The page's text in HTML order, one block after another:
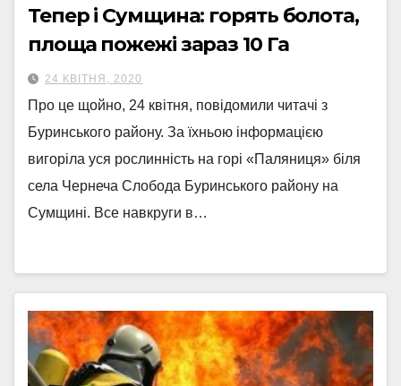
Тепер і Сумщина: горять болота,
площа пожежі зараз 10 Га
24 КВІТНЯ, 2020
Про це щойно, 24 квітня, повідомили читачі з
Буринського району. За їхньою інформацією
вигоріла уся рослинність на горі «Паляниця» біля
села Чернеча Слобода Буринського району на
Сумщині. Все навкруги в…